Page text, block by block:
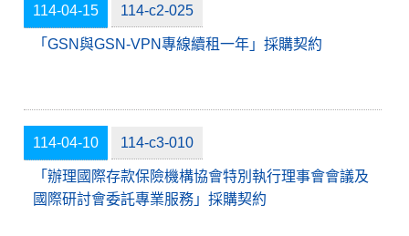
114-04-15
「GSN與GSN-VPN專線續租一年」採購契約
114-c2-025
114-04-10
「辦理國際存款保險機構協會特別執行理事會會議及
國際研討會委託專業服務」採購契約
114-c3-010